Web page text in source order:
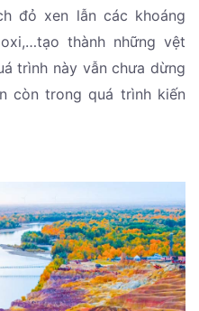
đỏ xen lẫn các khoáng
thành những vệt
trình này vẫn chưa dừng
còn trong quá trình kiến